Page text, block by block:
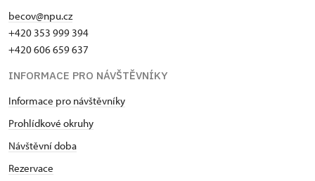
konzervace a prezentace oceněného v kategorii
projekt/výzkum cenou Evropské unie – Europa
Nostra – European Union Prize for Cultural Heritage
/ Europa Nostra Awards), 2012 člen řídícího týmu v
jako klíčový nástroj zkvalitnění péče o kulturní
dědictví České republiky, Program aplikovaného
– 2016 získáno další ocenění Europa Nostra v
kategorii vzdělávání, odborná příprava a osvěta. V
becov@npu.cz
+420 353 999 394
+420 606 659 637
INFORMACE PRO NÁVŠTĚVNÍKY
Informace pro návštěvníky
Prohlídkové okruhy
Návštěvní doba
Rezervace